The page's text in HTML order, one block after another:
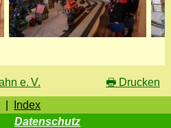
e. V. 🖶 Drucken
Index
Datenschutz